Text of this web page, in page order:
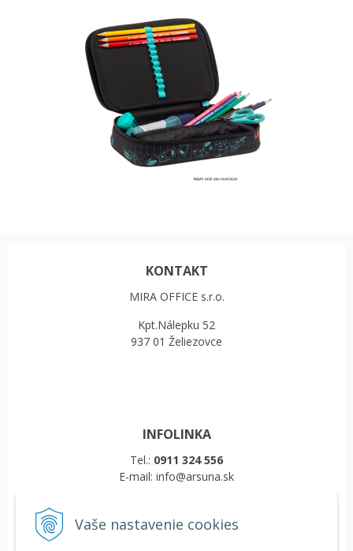
Vaše nastavenie cookies
KONTAKT
MIRA OFFICE s.r.o.
Kpt.Nálepku 52
937 01 Želiezovce
INFOLINKA
Tel.: 0911 324 556
E-mail: info@arsuna.sk
VŠETKO O NÁKUPE